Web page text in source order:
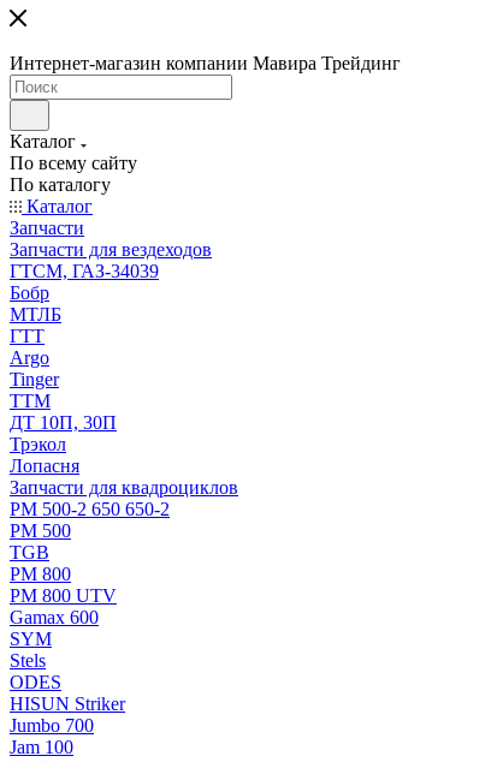
Интернет-магазин компании Мавира Трейдинг
Каталог
По всему сайту
По каталогу
Каталог
Запчасти
Запчасти для вездеходов
ГТСМ, ГАЗ-34039
Бобр
МТЛБ
ГТТ
Argo
Tinger
ТТМ
ДТ 10П, 30П
Трэкол
Лопасня
Запчасти для квадроциклов
РМ 500-2 650 650-2
РМ 500
TGB
РМ 800
РМ 800 UTV
Gamax 600
SYM
Stels
ОDЕS
HISUN Striker
Jumbo 700
Jam 100